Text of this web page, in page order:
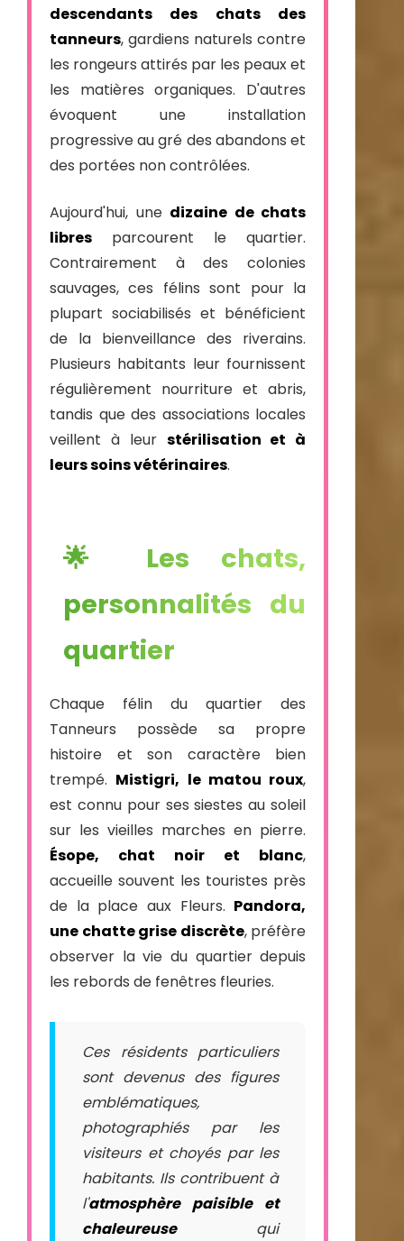
descendants des chats des
tanneurs, gardiens naturels contre
les rongeurs attirés par les peaux et
les matières organiques. D'autres
évoquent une installation
progressive au gré des abandons et
des portées non contrôlées.
Aujourd'hui, une dizaine de chats
libres parcourent le quartier.
Contrairement à des colonies
sauvages, ces félins sont pour la
plupart sociabilisés et bénéficient
de la bienveillance des riverains.
Plusieurs habitants leur fournissent
régulièrement nourriture et abris,
tandis que des associations locales
veillent à leur stérilisation et à
leurs soins vétérinaires.
🌟 Les chats,
personnalités du
quartier
Chaque félin du quartier des
Tanneurs possède sa propre
histoire et son caractère bien
trempé. Mistigri, le matou roux,
est connu pour ses siestes au soleil
sur les vieilles marches en pierre.
Ésope, chat noir et blanc,
accueille souvent les touristes près
de la place aux Fleurs. Pandora,
une chatte grise discrète, préfère
observer la vie du quartier depuis
les rebords de fenêtres fleuries.
Ces résidents particuliers
sont devenus des figures
emblématiques,
photographiés par les
visiteurs et choyés par les
habitants. Ils contribuent à
l'atmosphère paisible et
chaleureusequi